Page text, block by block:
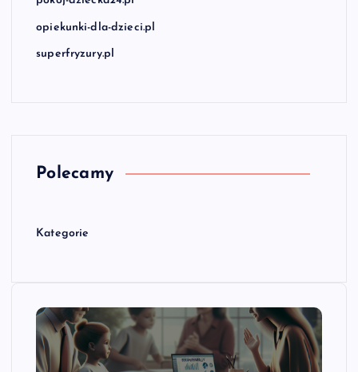
opiekunki-dla-dzieci.pl
superfryzury.pl
Polecamy
Kategorie